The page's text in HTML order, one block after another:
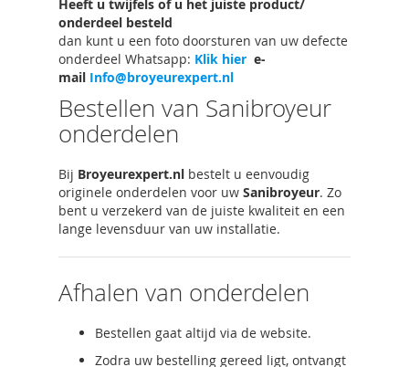
Heeft u twijfels of u het juiste product/
onderdeel besteld
dan kunt u een foto doorsturen van uw defecte
onderdeel Whatsapp: Klik hier e-
mail Info@broyeurexpert.nl
Bestellen van Sanibroyeur
onderdelen
Bij Broyeurexpert.nl bestelt u eenvoudig
originele onderdelen voor uw Sanibroyeur. Zo
bent u verzekerd van de juiste kwaliteit en een
lange levensduur van uw installatie.
Afhalen van onderdelen
Bestellen gaat altijd via de website.
Zodra uw bestelling gereed ligt, ontvangt